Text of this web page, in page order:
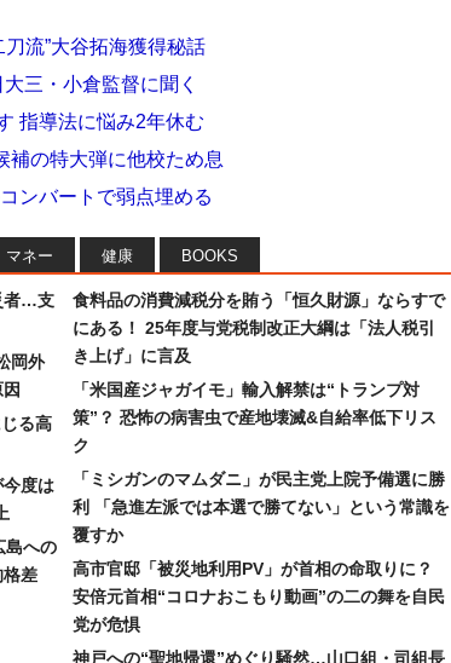
流”大谷拓海獲得秘話
三・小倉監督に聞く
指導法に悩み2年休む
補の特大弾に他校ため息
ンバートで弱点埋める
マネー 健康 BOOKS
者…支
岡外
る高
度は
島への
格差
食料品の消費減税分を賄う「恒久財源」ならすで
にある！ 25年度与党税制改正大綱は「法人税引
き上げ」に言及
「米国産ジャガイモ」輸入解禁は“トランプ対
策”？ 恐怖の病害虫で産地壊滅&自給率低下リス
ク
「ミシガンのマムダニ」が民主党上院予備選に勝
利 「急進左派では本選で勝てない」という常識を
覆すか
高市官邸「被災地利用PV」が首相の命取りに？
安倍元首相“コロナおこもり動画”の二の舞を自民
党が危惧
神戸への“聖地帰還”めぐり騒然…山口組・司組長